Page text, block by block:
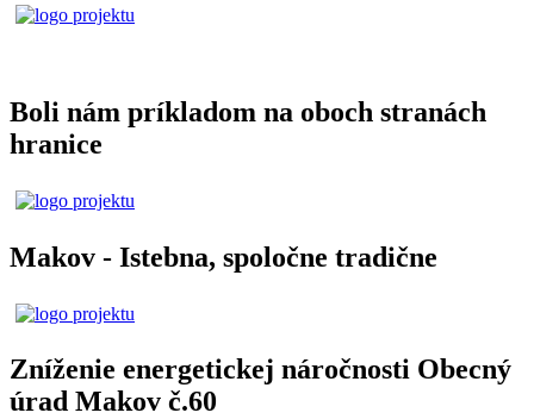
Boli nám príkladom na oboch stranách
hranice
Makov - Istebna, spoločne tradične
Zníženie energetickej náročnosti Obecný
úrad Makov č.60